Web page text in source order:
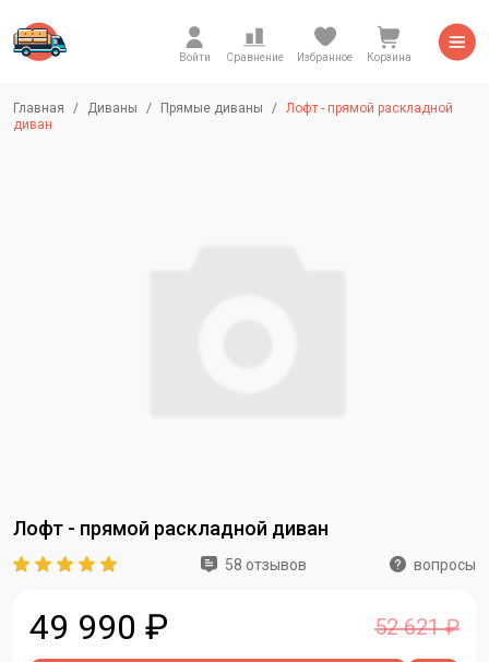
Войти Сравнение Избранное Корзина
Главная Диваны Прямые диваны
Лофт - прямой раскладной
диван
Лофт - прямой раскладной диван
58 отзывов вопросы
49 990 ₽ 52 621 ₽